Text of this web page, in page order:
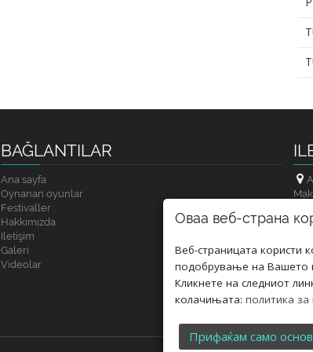
BAĞLANTILAR
Ana sayfa
Oynanan oyunlar
Festivaller
Hakkımızda
Iletişim
Galeri
Videolar
Оваа веб-страна
Веб-страницата користи
подобрување на Вашето
Кликнете на следниот
колачињата: политика
Прифаќам само